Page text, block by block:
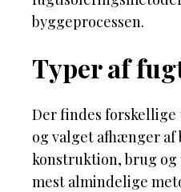
byggeprocessen.
Typer af
Der findes
og valget afhænger af
konstruktion, brug og
mest almindelige